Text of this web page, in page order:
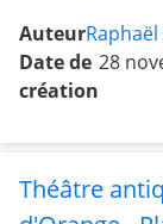
scène et de
avec la rue
abords est
Auteur
Date de
création
28
Théâtre